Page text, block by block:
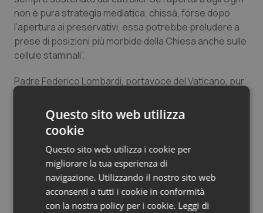
Salute orale & impianti
Sangue & coagulazione
Tiroide
Tumore ovarico
Tumori del Polmone & Testa Collo
Tumori gastrointestinali
non è pura strategia mediatica, chissà, forse dopo
l’apertura ai preservativi, essa potrebbe preludere a
prese di posizioni più morbide della Chiesa anche sulle
cellule staminali”.
Padre Federico Lombardi, portavoce del Vaticano, pur
precisato che il documento non può essere
considerato come “una posizione ufficiale della Santa
03 Dicembre 2010
© Riproduzione riservata
Questo sito web utilizza
cookie
Questo sito web utilizza i cookie per
migliorare la tua esperienza di
navigazione. Utilizzando il nostro sito web
acconsenti a tutti i cookie in conformità
con la nostra policy per i cookie. Leggi di